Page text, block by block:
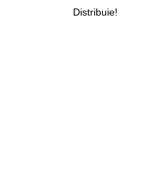
Distribuie!